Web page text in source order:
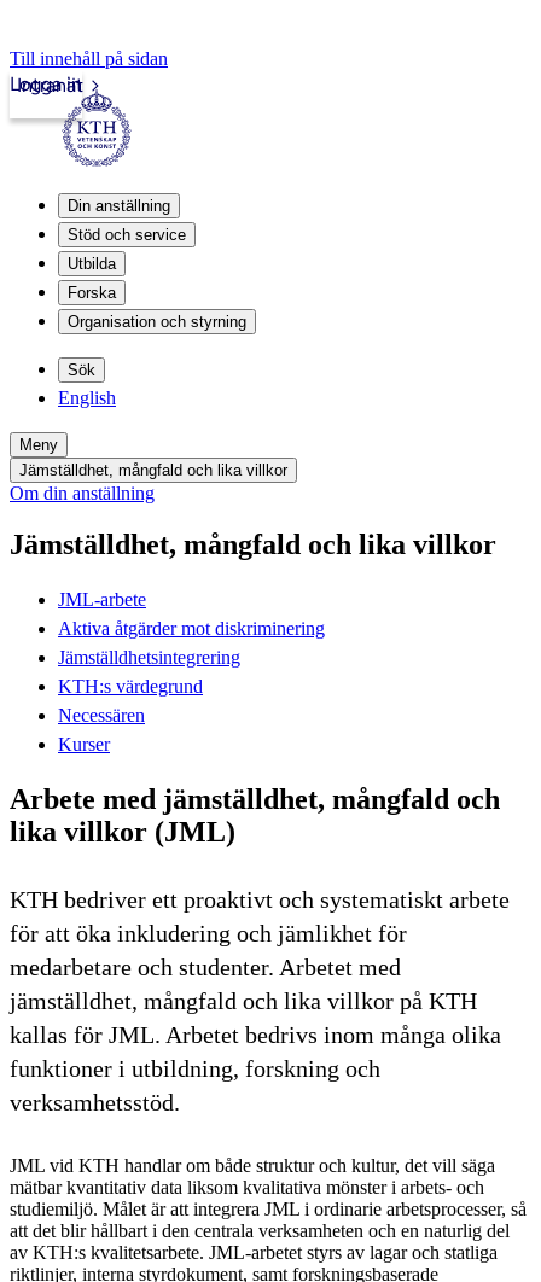
Till innehåll på sidan
Intranät
Logga in
Din anställning
Stöd och service
Utbilda
Forska
Organisation och styrning
Sök
English
Meny
Jämställdhet, mångfald och lika villkor
Om din anställning
Jämställdhet, mångfald och lika villkor
JML-arbete
Aktiva åtgärder mot diskriminering
Jämställdhetsintegrering
KTH:s värdegrund
Necessären
Kurser
Arbete med jämställdhet, mångfald och
lika villkor (JML)
KTH bedriver ett proaktivt och systematiskt arbete
för att öka inkludering och jämlikhet för
medarbetare och studenter. Arbetet med
jämställdhet, mångfald och lika villkor på KTH
kallas för JML. Arbetet bedrivs inom många olika
funktioner i utbildning, forskning och
verksamhetsstöd.
JML vid KTH handlar om både struktur och kultur, det vill säga
mätbar kvantitativ data liksom kvalitativa mönster i arbets- och
studiemiljö. Målet är att integrera JML i ordinarie arbetsprocesser, så
att det blir hållbart i den centrala verksamheten och en naturlig del
av KTH:s kvalitetsarbete. JML-arbetet styrs av lagar och statliga
riktlinjer, interna styrdokument, samt forskningsbaserade